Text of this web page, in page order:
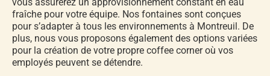
fraîche pour votre équipe. Nos fontaines sont conçues
pour s’adapter à tous les environnements à Montreuil. De
plus, nous vous proposons également des options variées
pour la création de votre propre coffee corner où vos
employés peuvent se détendre.